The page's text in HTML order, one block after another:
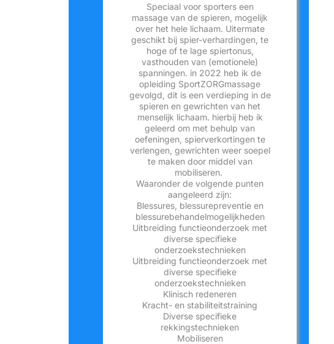
Speciaal voor sporters een
massage van de spieren, mogelijk
over het hele lichaam. Uitermate
geschikt bij spier-verhardingen, te
hoge of te lage spiertonus,
vasthouden van (emotionele)
spanningen. in 2022 heb ik de
opleiding SportZORGmassage
gevolgd, dit is een verdieping in de
spieren en gewrichten van het
menselijk lichaam. hierbij heb ik
geleerd om met behulp van
oefeningen, spierverkortingen te
verlengen, gewrichten weer soepel
te maken door middel van
mobiliseren.
Waaronder de volgende punten
aangeleerd zijn:
Blessures, blessurepreventie en
blessurebehandelmogelijkheden
Uitbreiding functieonderzoek met
diverse specifieke
onderzoekstechnieken
Uitbreiding functieonderzoek met
diverse specifieke
onderzoekstechnieken
Klinisch redeneren
Kracht- en stabiliteitstraining
Diverse specifieke
rekkingstechnieken
Mobiliseren